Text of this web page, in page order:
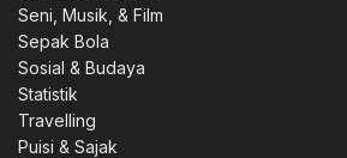
Seni, Musik, & Film
Sepak Bola
Sosial & Budaya
Statistik
Travelling
Puisi & Sajak